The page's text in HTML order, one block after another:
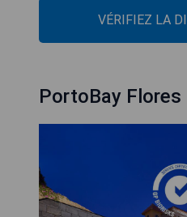
VÉRIFIEZ LA
PortoBay Flores